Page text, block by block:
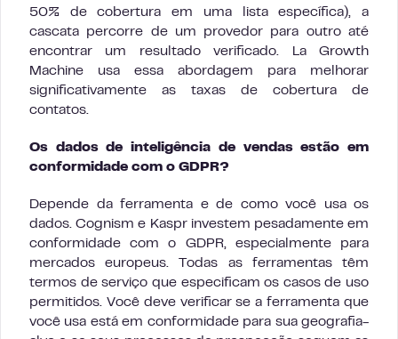
50% de cobertura em uma lista específica), a
cascata percorre de um provedor para outro até
encontrar um resultado verificado. La Growth
Machine usa essa abordagem para melhorar
significativamente as taxas de cobertura de
contatos.
Os dados de inteligência de vendas estão em
conformidade com o GDPR?
Depende da ferramenta e de como você usa os
dados. Cognism e Kaspr investem pesadamente em
conformidade com o GDPR, especialmente para
mercados europeus. Todas as ferramentas têm
termos de serviço que especificam os casos de uso
permitidos. Você deve verificar se a ferramenta que
você usa está em conformidade para sua geografia-